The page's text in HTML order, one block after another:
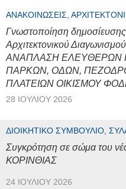
ΑΝΑΚΟΙΝΏΣΕΙΣ,
Γνωστοποίηση
Αρχιτεκτονικού
ΑΝΑΠΛΑΣΗ ΕΛΕΥΘΕΡΩΝ
ΠΑΡΚΩΝ, ΟΔΩΝ,
ΠΛΑΤΕΙΩΝ ΟΙΚΙΣΜΟΥ
28 ΙΟΥΛΊΟΥ 2026
ΔΙΟΙΚΗΤΙΚΌ ΣΥΜΒΟΎΛΙΟ,
Συγκρότηση σε σώμα του
ΚΟΡΙΝΘΙΑΣ
24 ΙΟΥΛΊΟΥ 2026